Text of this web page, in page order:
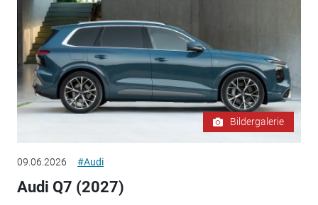
Bildergalerie
09.06.2026 #Audi
Audi Q7 (2027)